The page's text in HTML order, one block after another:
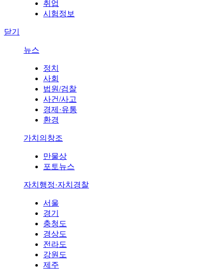
취업
시험정보
닫기
뉴스
정치
사회
법원/검찰
사건/사고
경제·유통
환경
가치의창조
만물상
포토뉴스
자치행정·자치경찰
서울
경기
충청도
경상도
전라도
강원도
제주